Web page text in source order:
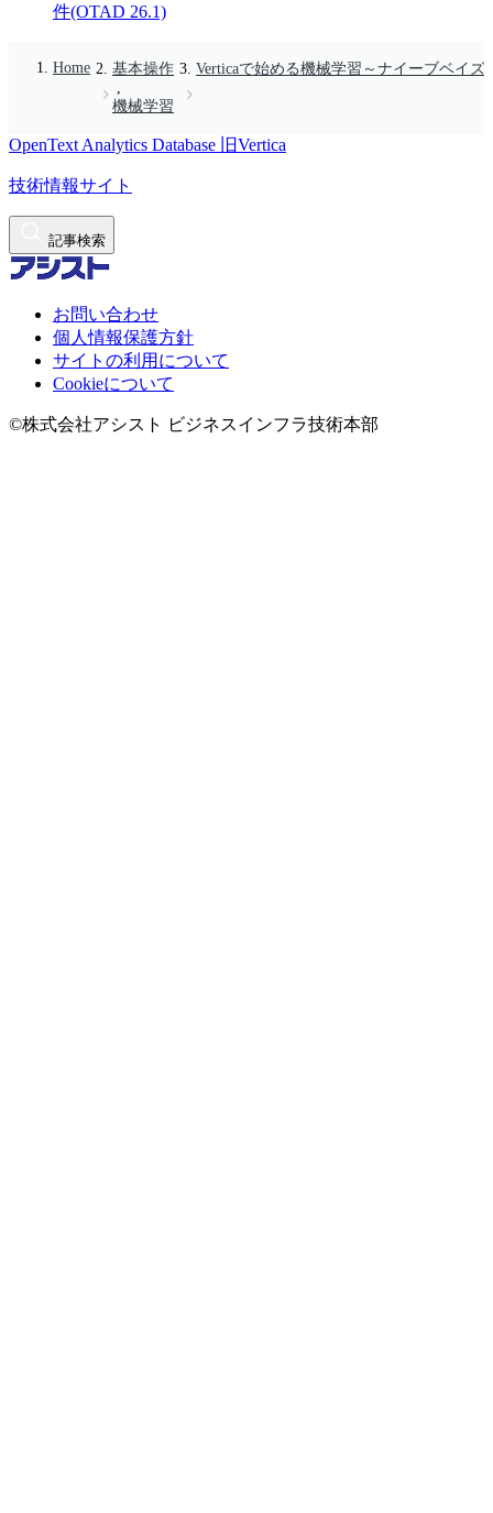
件(OTAD 26.1)
Home
基本操作
機械学習
Verticaで始める機械学習～ナイーブベイズ
OpenText Analytics Database 旧Vertica
技術情報サイト
記事検索
お問い合わせ
個人情報保護方針
サイトの利用について
Cookieについて
©株式会社アシスト ビジネスインフラ技術本部